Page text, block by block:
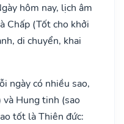
hôm nay, lịch âm
Chấp (Tốt cho khởi
di chuyển, khai
ngày có nhiều sao,
Hung tinh (sao
tốt là Thiên đức: